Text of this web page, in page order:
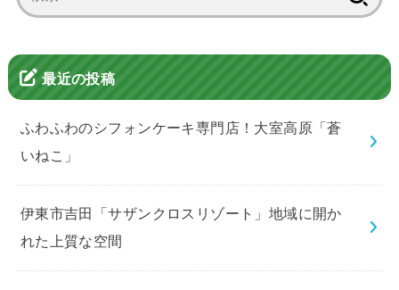
索:
最近の投稿
ふわふわのシフォンケーキ専門店！大室高原「蒼
いねこ」
伊東市吉田「サザンクロスリゾート」地域に開か
れた上質な空間